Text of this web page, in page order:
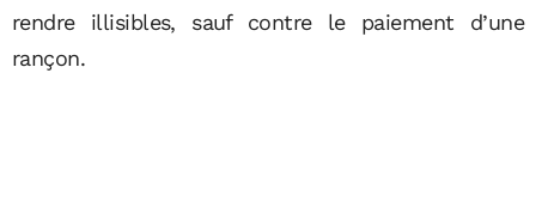
rendre illisibles, sauf contre le paiement d’une
rançon.